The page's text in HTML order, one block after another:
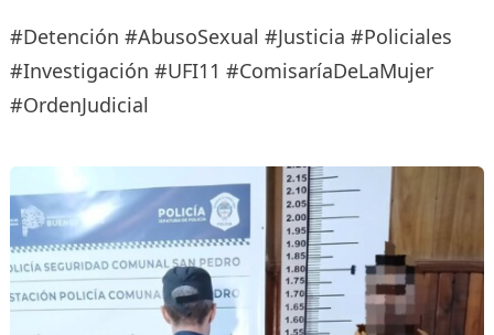
#Detención #AbusoSexual #Justicia #Policiales
#Investigación #UFI11 #ComisaríaDeLaMujer
#OrdenJudicial